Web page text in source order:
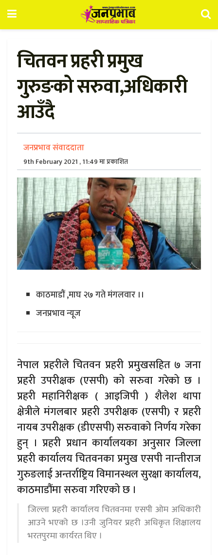
चितवन प्रहरी प्रमुख
गुरुङको सरुवा,अधिकारी
आउँदै
जनप्रभाव संवाददाता
9th February 2021 , 11:49 मा प्रकाशित
काठमाडौं ,माघ २७ गते मंगलवार ।।
जनप्रभाव न्यूज
नेपाल प्रहरीले चितवन प्रहरी प्रमुखसहित ७ जना
प्रहरी उपरीक्षक (एसपी) को सरुवा गरेको छ ।
प्रहरी महानिरीक्षक ( आइजिपी ) शैलेश थापा
क्षेत्रीले मंगलबार प्रहरी उपरीक्षक (एसपी) र प्रहरी
नायब उपरीक्षक (डीएसपी) सरुवाको निर्णय गरेका
हुन् । प्रहरी प्रधान कार्यालयका अनुसार जिल्ला
प्रहरी कार्यालय चितवनका प्रमुख एसपी नान्तीराज
गुरुङलाई अन्तर्राष्ट्रिय विमानस्थल सुरक्षा कार्यालय,
काठमाडौंमा सरुवा गरिएको छ ।
जिल्ला प्रहरी कार्यालय चितवनमा एसपी ओम अधिकारी
आउने भएको छ ।उनी जुनियर प्रहरी अधिकृत शिक्षालय
भरतपुरमा कार्यरत थिए ।